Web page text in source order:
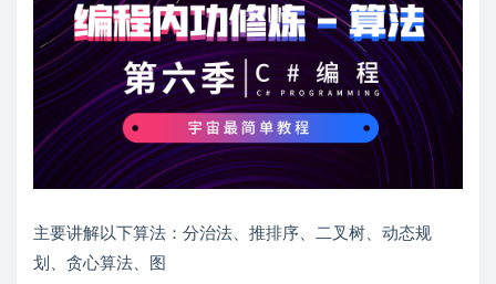
主要讲解以下算法：分治法、推排序、二叉树、动态规
划、贪心算法、图